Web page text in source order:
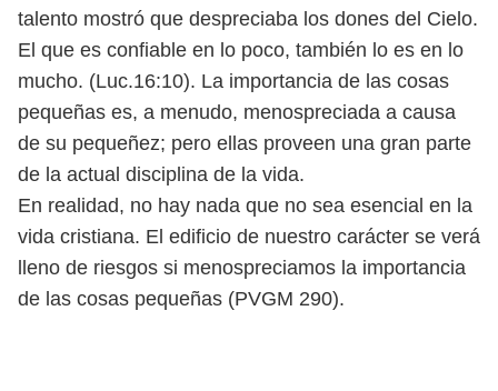
talento mostró que despreciaba los dones del Cielo.
El que es confiable en lo poco, también lo es en lo
mucho. (Luc.16:10). La importancia de las cosas
pequeñas es, a menudo, menospreciada a causa
de su pequeñez; pero ellas proveen una gran parte
de la actual disciplina de la vida.
En realidad, no hay nada que no sea esencial en la
vida cristiana. El edificio de nuestro carácter se verá
lleno de riesgos si menospreciamos la importancia
de las cosas pequeñas (PVGM 290).